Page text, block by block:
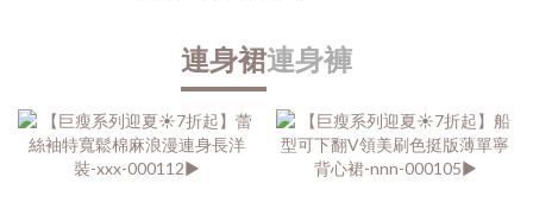
連身裙連身褲